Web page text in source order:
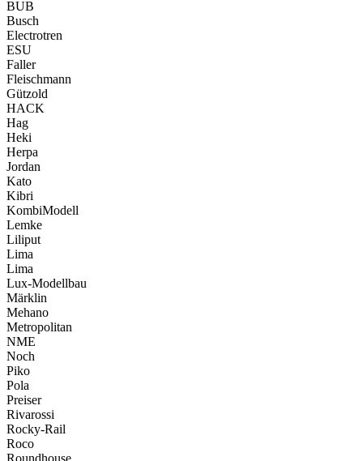
BUB
Busch
Electrotren
ESU
Faller
Fleischmann
Gützold
HACK
Hag
Heki
Herpa
Jordan
Kato
Kibri
KombiModell
Lemke
Liliput
Lima
Lima
Lux-Modellbau
Märklin
Mehano
Metropolitan
NME
Noch
Piko
Pola
Preiser
Rivarossi
Rocky-Rail
Roco
Roundhouse